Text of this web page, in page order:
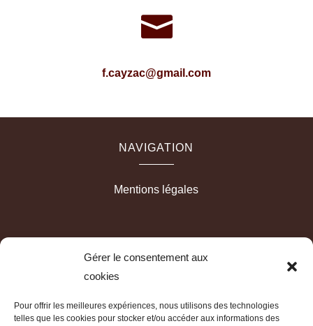
Gérer le consentement aux
cookies
Pour offrir les meilleures expériences, nous utilisons des technologies
telles que les cookies pour stocker et/ou accéder aux informations des

f.cayzac@gmail.com
NAVIGATION
Mentions légales